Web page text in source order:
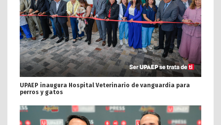
UPAEP inaugura Hospital Veterinario de vanguardia para
perros y gatos